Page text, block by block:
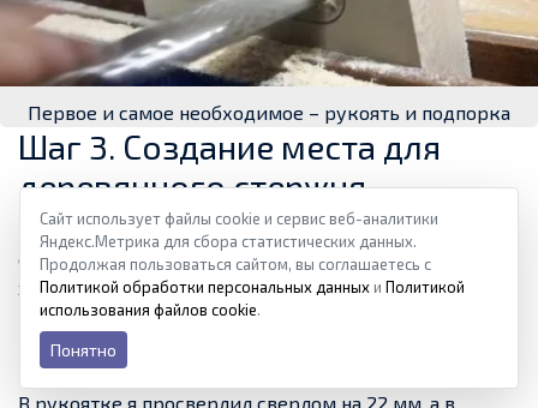
Первое и самое необходимое – рукоять и подпорка
Шаг 3. Создание места для
деревянного стержня
Поскольку я не хотел использовать клей, я решил
соединить две эти части при помощи резьбы. Для
этого я использовал набор для резьбы по дереву и
проделал отверстия с обеих сторон в деревянном
пруте из бука. После я отметил центральную часть
кусков и просверлил их плоским сверлом по дереву.
В рукоятке я просверлил сверлом на 22 мм, а в
Сайт использует файлы cookie и сервис веб-аналитики
Яндекс.Метрика для сбора статистических данных.
Продолжая пользоваться сайтом, вы соглашаетесь с
Политикой обработки персональных данных и Политикой
использования файлов cookie.
Понятно